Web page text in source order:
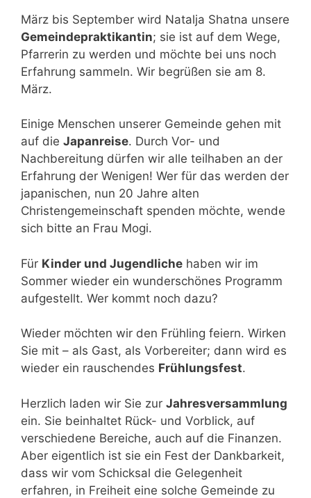
März bis September wird Natalja Shatna unsere
Gemeindepraktikantin; sie ist auf dem Wege,
Pfarrerin zu werden und möchte bei uns noch
Erfahrung sammeln. Wir begrüßen sie am 8.
März.
Einige Menschen unserer Gemeinde gehen mit
auf die Japanreise. Durch Vor- und
Nachbereitung dürfen wir alle teilhaben an der
Erfahrung der Wenigen! Wer für das werden der
japanischen, nun 20 Jahre alten
Christengemeinschaft spenden möchte, wende
sich bitte an Frau Mogi.
Für Kinder und Jugendliche haben wir im
Sommer wieder ein wunderschönes Programm
aufgestellt. Wer kommt noch dazu?
Wieder möchten wir den Frühling feiern. Wirken
Sie mit – als Gast, als Vorbereiter; dann wird es
wieder ein rauschendes Frühlungsfest.
Herzlich laden wir Sie zur Jahresversammlung
ein. Sie beinhaltet Rück- und Vorblick, auf
verschiedene Bereiche, auch auf die Finanzen.
Aber eigentlich ist sie ein Fest der Dankbarkeit,
dass wir vom Schicksal die Gelegenheit
erfahren, in Freiheit eine solche Gemeinde zu